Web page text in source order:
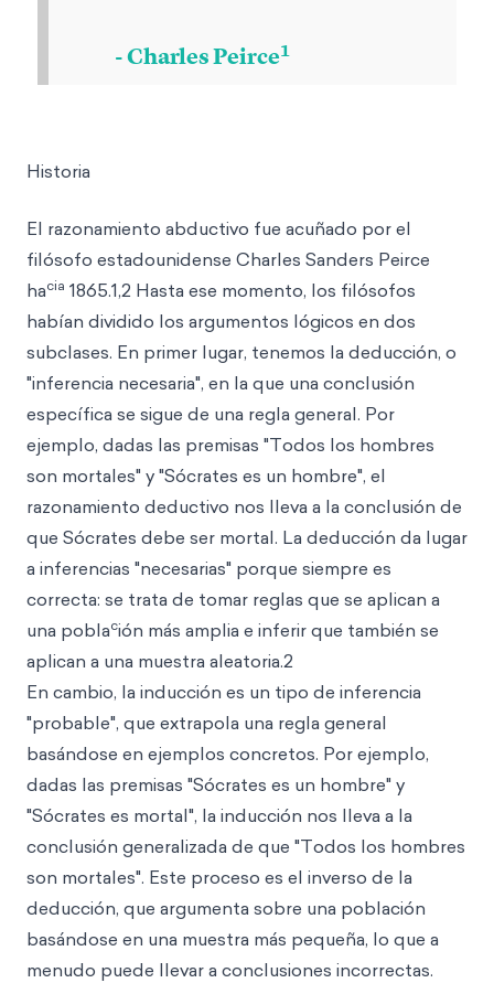
- Charles Peirce1
Historia
El razonamiento abductivo fue acuñado por el
filósofo estadounidense Charles Sanders Peirce
hacia 1865.1,2 Hasta ese momento, los filósofos
habían dividido los argumentos lógicos en dos
subclases. En primer lugar, tenemos la deducción, o
"inferencia necesaria", en la que una conclusión
específica se sigue de una regla general. Por
ejemplo, dadas las premisas "Todos los hombres
son mortales" y "Sócrates es un hombre", el
razonamiento deductivo nos lleva a la conclusión de
que Sócrates debe ser mortal. La deducción da lugar
a inferencias "necesarias" porque siempre es
correcta: se trata de tomar reglas que se aplican a
una población más amplia e inferir que también se
aplican a una muestra aleatoria.2
En cambio, la inducción es un tipo de inferencia
"probable", que extrapola una regla general
basándose en ejemplos concretos. Por ejemplo,
dadas las premisas "Sócrates es un hombre" y
"Sócrates es mortal", la inducción nos lleva a la
conclusión generalizada de que "Todos los hombres
son mortales". Este proceso es el inverso de la
deducción, que argumenta sobre una población
basándose en una muestra más pequeña, lo que a
menudo puede llevar a conclusiones incorrectas.